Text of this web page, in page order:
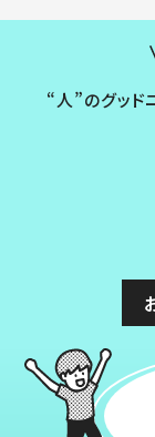
“人”のグッド